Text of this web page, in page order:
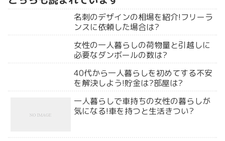
名刺のデザインの相場を紹介!フリーラ
ンスに依頼した場合は?
女性の一人暮らしの荷物量と引越しに
必要なダンボールの数は?
40代から一人暮らしを初めてする不安
を解決しよう!貯金は?部屋は?
一人暮らしで車持ちの女性の暮らしが
気になる!車を持つと生活きつい?